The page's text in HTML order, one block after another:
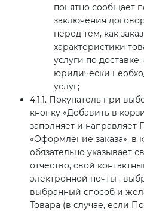
понятно сообщает
заключения
перед тем, как
характеристики
услуги по
юридически
услуг;
4.1.1. Покупатель при
кнопку «Добавить в
заполняет и
«Оформление заказа», в
обязательно указывает
отчество, свой
электронной почты ,
выбранный способ и
Товара (в случае, если